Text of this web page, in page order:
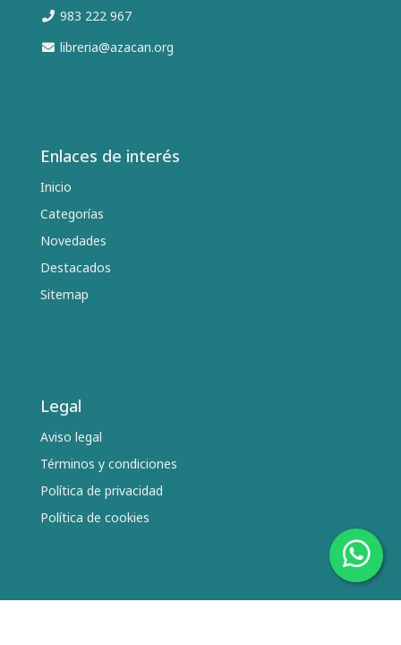
983 222 967
libreria@azacan.org
Enlaces de interés
Inicio
Categorías
Novedades
Destacados
Sitemap
Legal
Aviso legal
Términos y condiciones
Política de privacidad
Política de cookies